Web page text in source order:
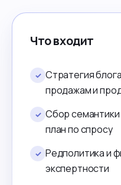
Что входит
✓ Стратегия
продажам и
✓ Сбор семантики
план по спросу
✓ Редполитика и
экспертности